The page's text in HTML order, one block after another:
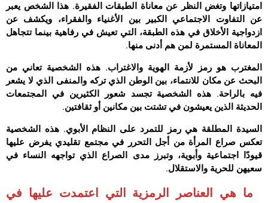
امتيازاتها وتغض النظر عن معاناة الطبقات الفقيرة. هذا الشخص يعبر
عن التفاوت الاجتماعي الكبير بين الأغنياء والفقراء، ويكشف عن
ازدواجية الأخلاق في هذه الطبقة، التي تعيش في رفاهية بينما تتجاهل
المعاناة المستمرة لمن هم أدنى منها.
المغترب هو رمز لأزمة الهوية والاغتراب. هذه الشخصية تعاني من
البحث عن مكان للانتماء، بين الوطن الذي تركه والمنفى الذي لا يشعر
فيه بالراحة. هذه الشخصية تجسد شعور الكثيرين في المجتمعات
الحديثة الذين يعيشون في تشتت بين مكانين أو ثقافتين.
السيدة المطلقة هي رمز للتمرد على النظام الأبوي. هذه الشخصية
تعكس صراع المرأة من أجل التحرر في مجتمع تقليدي يفرض عليها
قيودًا اجتماعية وأبوية، وتبرز مدى الصراع الذي تواجهه النساء في
سعيهن للحرية والاستقلال.
ما هي العناصر الرمزية التي اعتمدت عليها في